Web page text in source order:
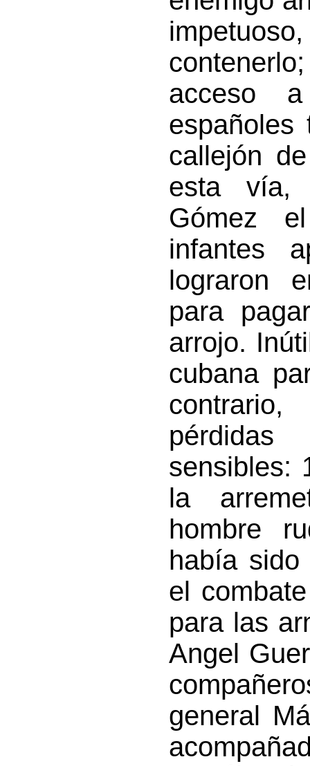
acceso
callejón
esta vía,
Gómez
infantes
lograron
para
arrojo.
cubana
sensibles:
la
hombre
había
el
para las
Angel
general